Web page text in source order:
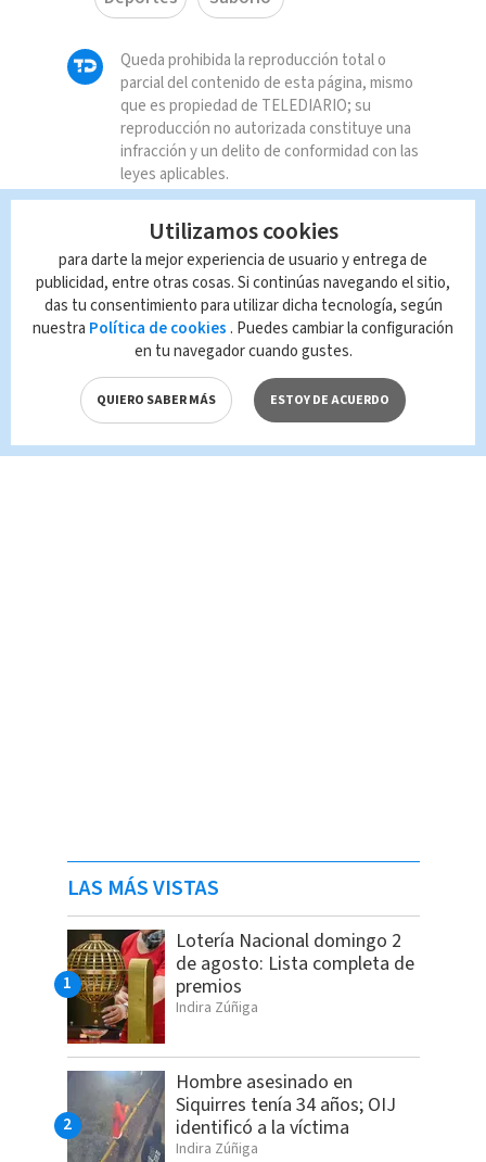
Queda prohibida la reproducción total o
parcial del contenido de esta página, mismo
que es propiedad de TELEDIARIO; su
reproducción no autorizada constituye una
infracción y un delito de conformidad con las
leyes aplicables.
LAS MÁS VISTAS
Lotería Nacional domingo 2
de agosto: Lista completa de
premios
Indira Zúñiga
Hombre asesinado en
Siquirres tenía 34 años; OIJ
identificó a la víctima
Indira Zúñiga
Utilizamos cookies
para darte la mejor experiencia de usuario y entrega de
publicidad, entre otras cosas. Si continúas navegando el sitio,
das tu consentimiento para utilizar dicha tecnología, según
nuestra Política de cookies . Puedes cambiar la configuración
en tu navegador cuando gustes.
QUIERO SABER MÁS ESTOY DE ACUERDO